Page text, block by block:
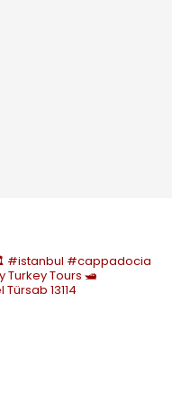
#istanbul #cappadocia
Turkey Tours 🛥️
Türsab 13114